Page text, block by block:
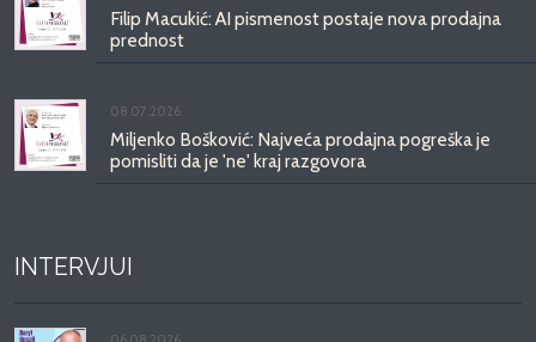
Filip Macukić: AI pismenost postaje nova prodajna
prednost
08.07.2026.
Miljenko Bošković: Najveća prodajna pogreška je
pomisliti da je 'ne' kraj razgovora
INTERVJUI